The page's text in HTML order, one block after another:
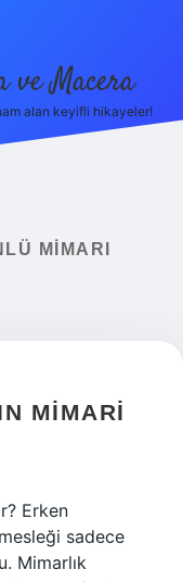
ve Macera
alan keyifli hikayeler!
MIMARI
MIMARI
Erken
sadece
Mimarlık